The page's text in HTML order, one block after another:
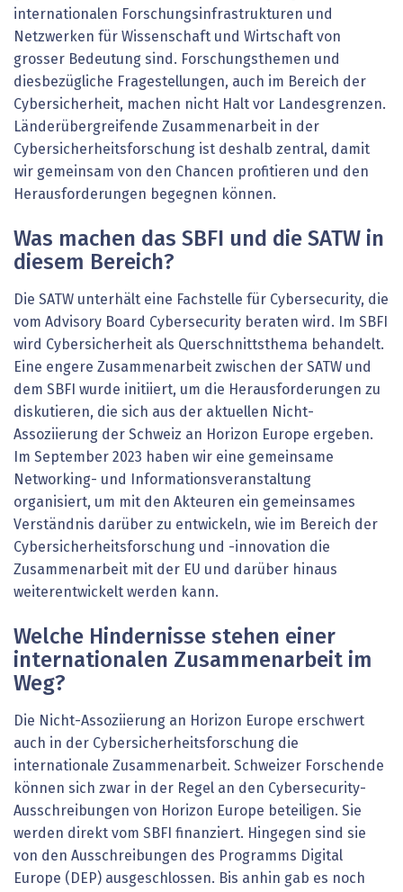
internationalen Forschungsinfrastrukturen und
Netzwerken für Wissenschaft und Wirtschaft von
grosser Bedeutung sind. Forschungsthemen und
diesbezügliche Fragestellungen, auch im Bereich der
Cybersicherheit, machen nicht Halt vor Landesgrenzen.
Länderübergreifende Zusammenarbeit in der
Cybersicherheitsforschung ist deshalb zentral, damit
wir gemeinsam von den Chancen profitieren und den
Herausforderungen begegnen können.
Was machen das SBFI und die SATW in
diesem Bereich?
Die SATW unterhält eine Fachstelle für Cybersecurity, die
vom Advisory Board Cybersecurity beraten wird. Im SBFI
wird Cybersicherheit als Querschnittsthema behandelt.
Eine engere Zusammenarbeit zwischen der SATW und
dem SBFI wurde initiiert, um die Herausforderungen zu
diskutieren, die sich aus der aktuellen Nicht-
Assoziierung der Schweiz an Horizon Europe ergeben.
Im September 2023 haben wir eine gemeinsame
Networking- und Informationsveranstaltung
organisiert, um mit den Akteuren ein gemeinsames
Verständnis darüber zu entwickeln, wie im Bereich der
Cybersicherheitsforschung und -innovation die
Zusammenarbeit mit der EU und darüber hinaus
weiterentwickelt werden kann.
Welche Hindernisse stehen einer
internationalen Zusammenarbeit im
Weg?
Die Nicht-Assoziierung an Horizon Europe erschwert
auch in der Cybersicherheitsforschung die
internationale Zusammenarbeit. Schweizer Forschende
können sich zwar in der Regel an den Cybersecurity-
Ausschreibungen von Horizon Europe beteiligen. Sie
werden direkt vom SBFI finanziert. Hingegen sind sie
von den Ausschreibungen des Programms Digital
Europe (DEP) ausgeschlossen. Bis anhin gab es noch